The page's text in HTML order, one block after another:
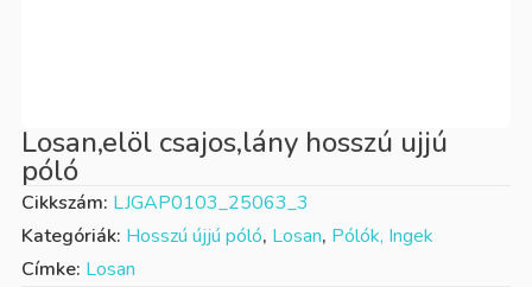
Losan,elöl csajos,lány hosszú ujjú
póló
Cikkszám: LJGAP0103_25063_3
Kategóriák: Hosszú újjú póló, Losan, Pólók, Ingek
Címke: Losan